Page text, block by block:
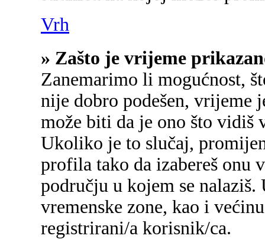
Vrh
» Zašto je vrijeme
Zanemarimo li mogućnost,
nije dobro podešen, vrijeme
može biti da je ono što vidiš
Ukoliko je to slučaj,
profila tako da izabereš onu
području u kojem se
vremenske zone, kao i
registrirani/a korisnik/ca.